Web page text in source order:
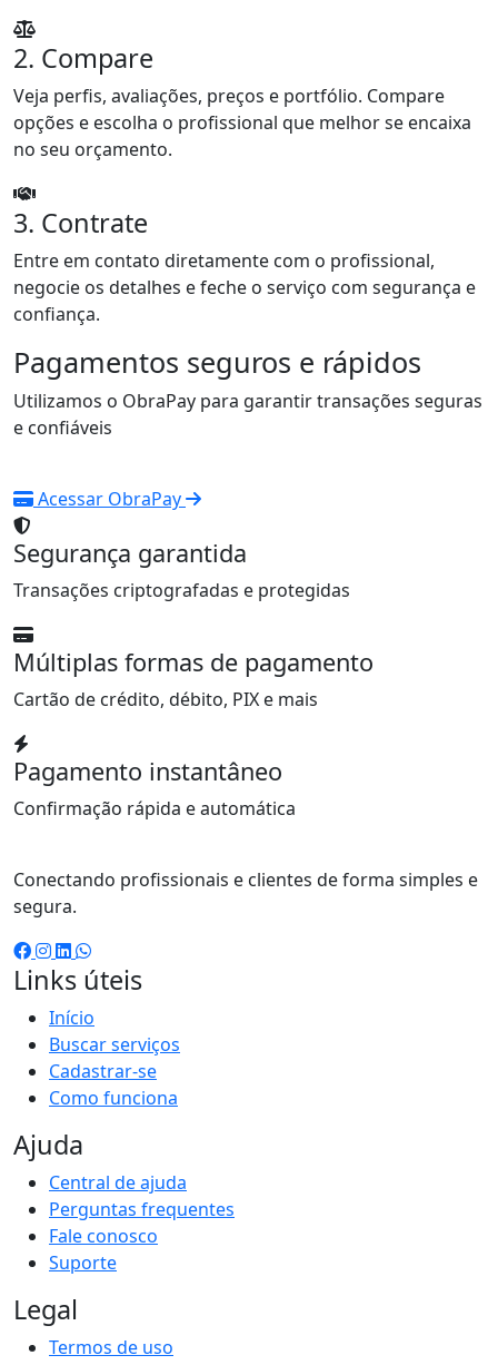
2. Compare
Veja perfis, avaliações, preços e portfólio. Compare
opções e escolha o profissional que melhor se encaixa
no seu orçamento.
3. Contrate
Entre em contato diretamente com o profissional,
negocie os detalhes e feche o serviço com segurança e
confiança.
Pagamentos seguros e rápidos
Utilizamos o ObraPay para garantir transações seguras
e confiáveis
Acessar ObraPay
Segurança garantida
Transações criptografadas e protegidas
Múltiplas formas de pagamento
Cartão de crédito, débito, PIX e mais
Pagamento instantâneo
Confirmação rápida e automática
Conectando profissionais e clientes de forma simples e
segura.
Links úteis
Início
Buscar serviços
Cadastrar-se
Como funciona
Ajuda
Central de ajuda
Perguntas frequentes
Fale conosco
Suporte
Legal
Termos de uso